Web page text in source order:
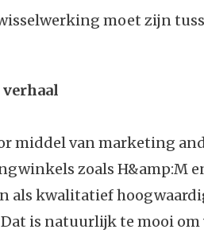
moet zijn
middel van marketing
zoals H&amp:M
als kwalitatief
is natuurlijk te mooi om